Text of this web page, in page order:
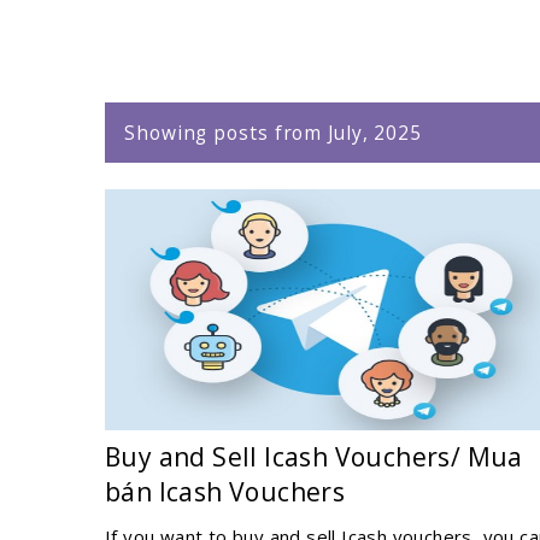
Showing posts from July, 2025
Buy and Sell Icash Vouchers/ Mua
bán Icash Vouchers